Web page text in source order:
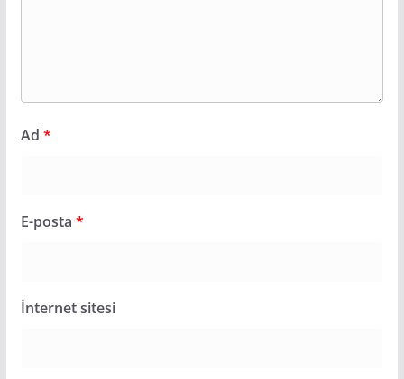
Ad *
E-posta *
İnternet sitesi